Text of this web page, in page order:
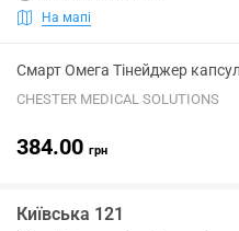
На мапі
Смарт Омега Тінейджер
CHESTER MEDICAL SOLUTIONS
384.00 грн
Київська 121